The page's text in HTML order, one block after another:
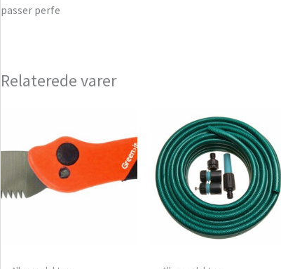
passer perfe
Relaterede varer